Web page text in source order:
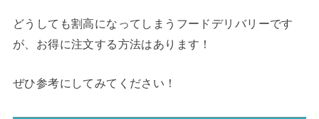
どうしても割高になってしまうフードデリバリーです
が、お得に注文する方法はあります！
ぜひ参考にしてみてください！